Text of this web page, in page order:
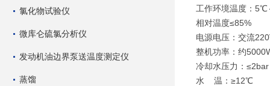
氯化物试验仪
微库仑硫氯分析仪
发动机油边界泵送温度测定仪
蒸馏
工作环境温度：
相对温度≤85%
电源电压：交流
整机功率：约
冷却水压力：
水 温：≥12℃